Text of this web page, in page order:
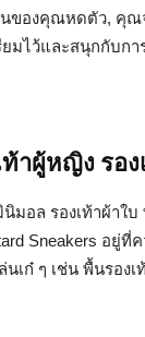
นของคุณหดตัว, คุ
มไว้และสนุกกับก
าผู้หญิง รอ
นิมอล รองเท้าผ้า
Sneakers อยู่
ก๋ ๆ เช่น พื้นรอง